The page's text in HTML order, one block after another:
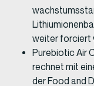
weiter forciert
Purebiotic Air
rechnet mit
der Food and